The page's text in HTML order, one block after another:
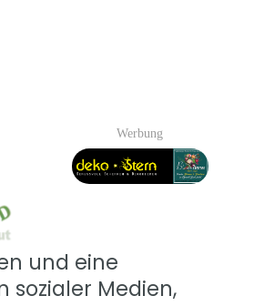
Werbung
und eine
sozialer Medien,